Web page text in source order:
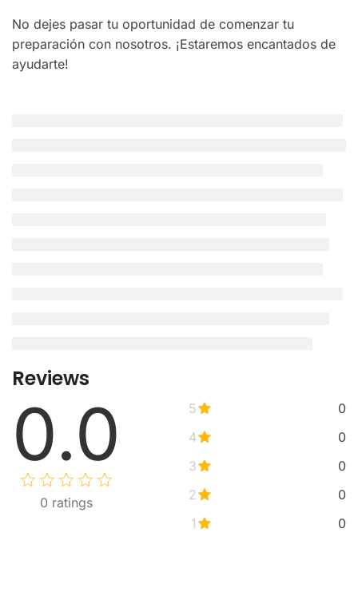
No dejes pasar tu oportunidad de comenzar tu
preparación con nosotros. ¡Estaremos encantados de
ayudarte!
Reviews
0.0
0 ratings
5
0
4
0
3
0
2
0
1
0